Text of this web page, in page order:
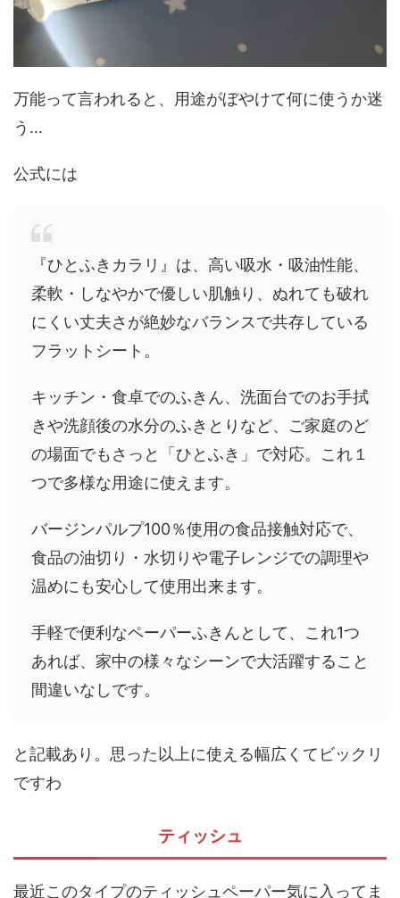
万能って言われると、用途がぼやけて何に使うか迷
う…
公式には
『ひとふきカラリ』は、高い吸水・吸油性能、
柔軟・しなやかで優しい肌触り、ぬれても破れ
にくい丈夫さが絶妙なバランスで共存している
フラットシート。
キッチン・食卓でのふきん、洗面台でのお手拭
きや洗顔後の水分のふきとりなど、ご家庭のど
の場面でもさっと「ひとふき」で対応。これ１
つで多様な用途に使えます。
バージンパルプ100％使用の食品接触対応で、
食品の油切り・水切りや電子レンジでの調理や
温めにも安心して使用出来ます。
手軽で便利なペーパーふきんとして、これ1つ
あれば、家中の様々なシーンで大活躍すること
間違いなしです。
と記載あり。思った以上に使える幅広くてビックリ
ですわ
ティッシュ
最近このタイプのティッシュペーパー気に入ってま